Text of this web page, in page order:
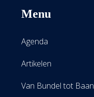
Menu
Agenda
Artikelen
Van Bundel tot Baan